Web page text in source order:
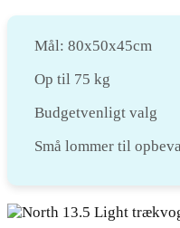
Mål: 80x50x45cm
Op til 75 kg
Budgetvenligt valg
Små lommer til